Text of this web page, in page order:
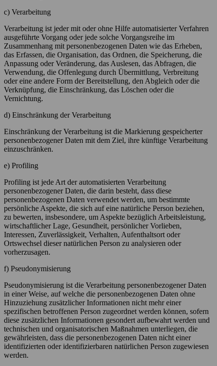
c) Verarbeitung
Verarbeitung ist jeder mit oder ohne Hilfe automatisierter Verfahren
ausgeführte Vorgang oder jede solche Vorgangsreihe im
Zusammenhang mit personenbezogenen Daten wie das Erheben,
das Erfassen, die Organisation, das Ordnen, die Speicherung, die
Anpassung oder Veränderung, das Auslesen, das Abfragen, die
Verwendung, die Offenlegung durch Übermittlung, Verbreitung
oder eine andere Form der Bereitstellung, den Abgleich oder die
Verknüpfung, die Einschränkung, das Löschen oder die
Vernichtung.
d) Einschränkung der Verarbeitung
Einschränkung der Verarbeitung ist die Markierung gespeicherter
personenbezogener Daten mit dem Ziel, ihre künftige Verarbeitung
einzuschränken.
e) Profiling
Profiling ist jede Art der automatisierten Verarbeitung
personenbezogener Daten, die darin besteht, dass diese
personenbezogenen Daten verwendet werden, um bestimmte
persönliche Aspekte, die sich auf eine natürliche Person beziehen,
zu bewerten, insbesondere, um Aspekte bezüglich Arbeitsleistung,
wirtschaftlicher Lage, Gesundheit, persönlicher Vorlieben,
Interessen, Zuverlässigkeit, Verhalten, Aufenthaltsort oder
Ortswechsel dieser natürlichen Person zu analysieren oder
vorherzusagen.
f) Pseudonymisierung
Pseudonymisierung ist die Verarbeitung personenbezogener Daten
in einer Weise, auf welche die personenbezogenen Daten ohne
Hinzuziehung zusätzlicher Informationen nicht mehr einer
spezifischen betroffenen Person zugeordnet werden können, sofern
diese zusätzlichen Informationen gesondert aufbewahrt werden und
technischen und organisatorischen Maßnahmen unterliegen, die
gewährleisten, dass die personenbezogenen Daten nicht einer
identifizierten oder identifizierbaren natürlichen Person zugewiesen
werden.